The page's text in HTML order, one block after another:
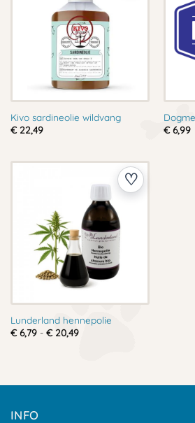
Kivo sardineolie wildvang
€22,49
€6,99
Lunderland hennepolie
€6,79 - €20,49Prijsklasse:
INFO